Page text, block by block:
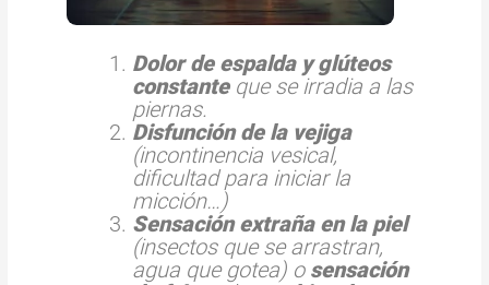
Dolor de espalda y glúteos
constanteque se irradia a las
piernas.
Disfunción de la vejiga
(incontinencia vesical,
dificultad para iniciar la
micción…)
Sensación extraña en la piel
(insectos que se arrastran,
agua que gotea) o sensación